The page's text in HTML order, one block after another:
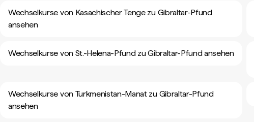
Wechselkurse von Kasachischer Tenge zu Gibraltar-Pfund
ansehen
Wechselkurse von St.-Helena-Pfund zu Gibraltar-Pfund ansehen
Wechselkurse von Turkmenistan-Manat zu Gibraltar-Pfund
ansehen